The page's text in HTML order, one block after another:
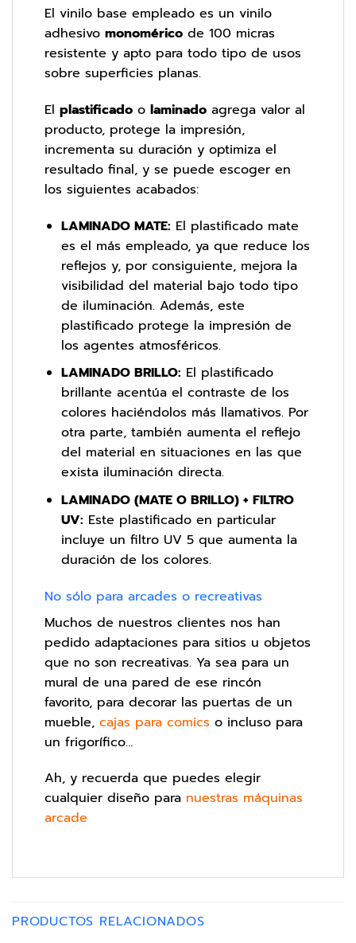
El vinilo base empleado es un vinilo
adhesivo monomérico de 100 micras
resistente y apto para todo tipo de usos
sobre superficies planas.
El plastificado o laminado agrega valor al
producto, protege la impresión,
incrementa su duración y optimiza el
resultado final, y se puede escoger en
los siguientes acabados:
LAMINADO MATE: El plastificado mate
es el más empleado, ya que reduce los
reflejos y, por consiguiente, mejora la
visibilidad del material bajo todo tipo
de iluminación. Además, este
plastificado protege la impresión de
los agentes atmosféricos.
LAMINADO BRILLO: El plastificado
brillante acentúa el contraste de los
colores haciéndolos más llamativos. Por
otra parte, también aumenta el reflejo
del material en situaciones en las que
exista iluminación directa.
LAMINADO (MATE O BRILLO) + FILTRO
UV: Este plastificado en particular
incluye un filtro UV 5 que aumenta la
duración de los colores.
No sólo para arcades o recreativas
Muchos de nuestros clientes nos han
pedido adaptaciones para sitios u objetos
que no son recreativas. Ya sea para un
mural de una pared de ese rincón
favorito, para decorar las puertas de un
mueble, cajas para comics o incluso para
un frigorífico…
Ah, y recuerda que puedes elegir
cualquier diseño para nuestras máquinas
arcade
PRODUCTOS RELACIONADOS